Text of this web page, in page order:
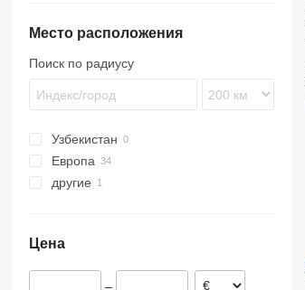
Giraffa S
L-series
MU-M
SMO
Место расположения
Поиск по радиусу
Узбекистан
Европа
Германия
другие
Цена
–